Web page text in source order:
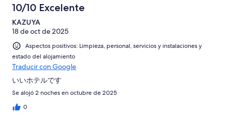
10/10 Excelente
KAZUYA
18 de oct de 2025
Aspectos positivos: Limpieza, personal, servicios y instalaciones y
estado del alojamiento
Traducir con Google
いいホテルです
Se alojó 2 noches en octubre de 2025
0